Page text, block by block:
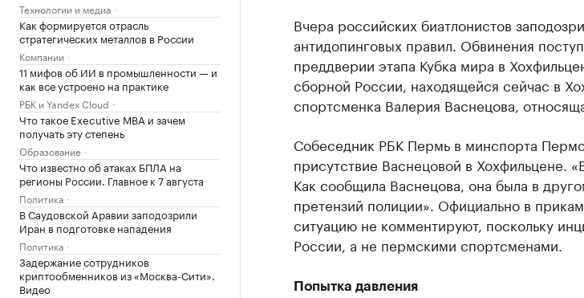
Технологии и медиа
Как формируется отрасль
стратегических металлов в России
Компании
11 мифов об ИИ в промышленности — и
как все устроено на практике
РБК и Yandex Cloud
Что такое Executive MBA и зачем
получать эту степень
Образование
Что известно об атаках БПЛА на
регионы России. Главное к 7 августа
Политика
В Саудовской Аравии заподозрили
Иран в подготовке нападения
Политика
Задержание сотрудников
криптообменников из «Москва-Сити».
Видео
Вчера российских биатлонистов
антидопинговых правил. Обвинения
преддверии этапа Кубка мира в
сборной России, находящейся сейчас в
спортсменка Валерия Васнецова,
Собеседник РБК Пермь в минспорта
присутствие Васнецовой в Хохфильцене.
Как сообщила Васнецова, она была в
претензий полиции». Официально в
ситуацию не комментируют, поскольку
России, а не пермскими спортсменами.
Попытка давления